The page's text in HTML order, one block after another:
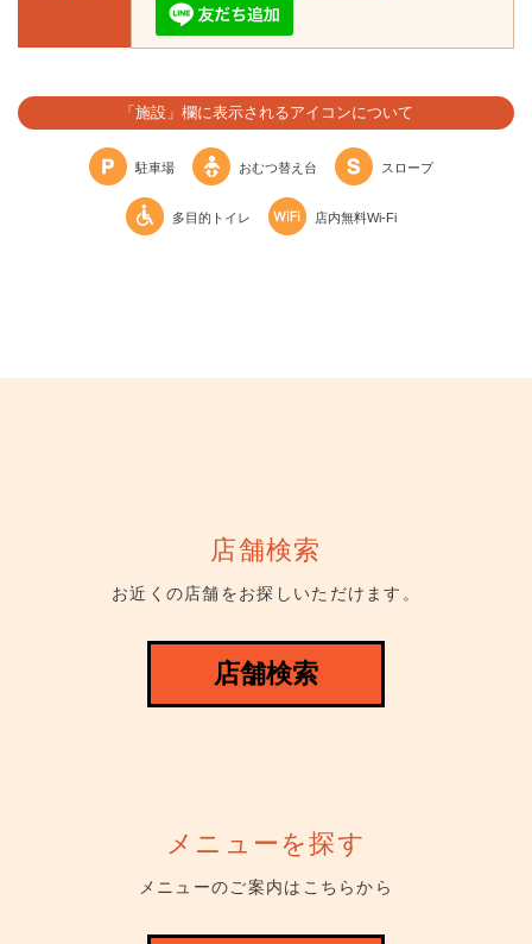
「施設」欄に表示されるアイコンについて
駐車場 おむつ替え台 スロープ
多目的トイレ 店内無料Wi-Fi
店舗検索
お近くの店舗をお探しいただけます。
店舗検索
メニューを探す
メニューのご案内はこちらから